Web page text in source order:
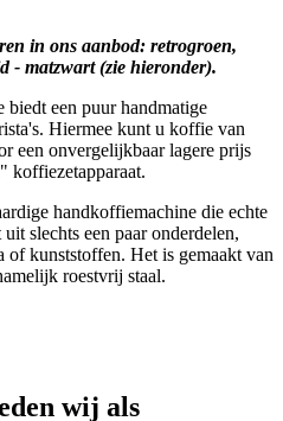
in ons aanbod: retrogroen,
- matzwart (zie hieronder).
een puur handmatige
Hiermee kunt u koffie van
een onvergelijkbaar lagere prijs
koffiezetapparaat.
handkoffiemachine die echte
slechts een paar onderdelen,
kunststoffen. Het is gemaakt van
roestvrij staal.
wij als